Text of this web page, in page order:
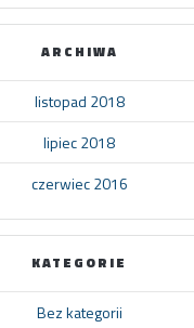
ARCHIWA
listopad 2018
lipiec 2018
czerwiec 2016
KATEGORIE
Bez kategorii